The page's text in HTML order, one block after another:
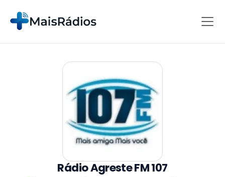
Rádio Agreste FM 107